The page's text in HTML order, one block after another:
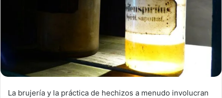
La brujería y la práctica de hechizos a menudo involucran